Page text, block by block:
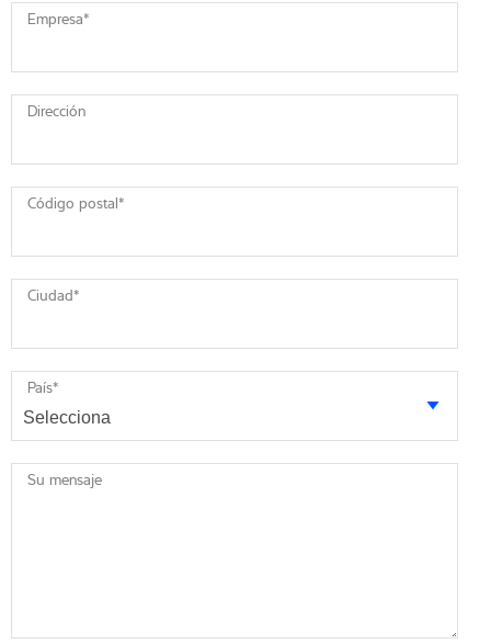
Empresa*
Dirección
Código postal*
Ciudad*
País*
Su mensaje